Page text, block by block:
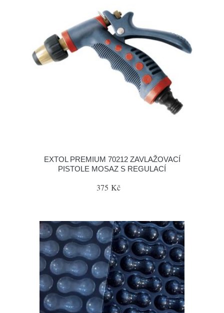
EXTOL PREMIUM 70212 ZAVLAŽOVACÍ
PISTOLE MOSAZ S REGULACÍ
375 Kč